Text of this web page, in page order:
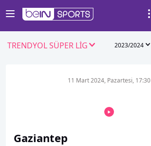
TRENDYOL SÜPER LİG 2023/2024
Gaziantep
11 Mart 2024, Pazartesi, 17:30